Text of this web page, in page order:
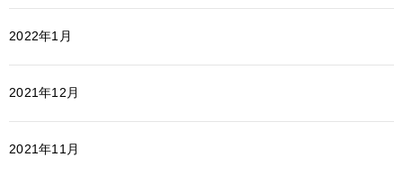
2022年1月
2021年12月
2021年11月